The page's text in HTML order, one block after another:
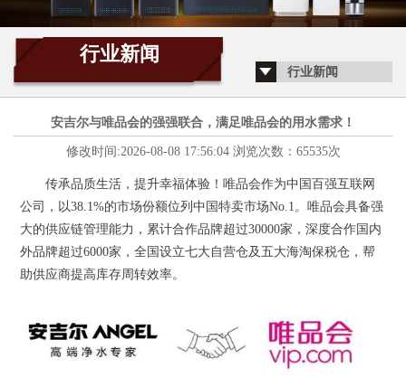
3
4
Previous
Next
行业新闻
行业新闻
安吉尔与唯品会的强强联合，满足唯品会的用水需求！
修改时间:2026-08-08 17:56:04 浏览次数：65535次
传承品质生活，提升幸福体验！唯品会作为中国百强互联网
公司，以38.1%的市场份额位列中国特卖市场No.1。唯品会具备强
大的供应链管理能力，累计合作品牌超过30000家，深度合作国内
外品牌超过6000家，全国设立七大自营仓及五大海淘保税仓，帮
助供应商提高库存周转效率。